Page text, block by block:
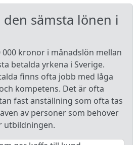
den sämsta lönen i
000 kronor i månadslön mellan
betalda yrkena i Sverige.
finns ofta jobb med låga
kompetens. Det är ofta
fast anställning som ofta tas
av personer som behöver
utbildningen.